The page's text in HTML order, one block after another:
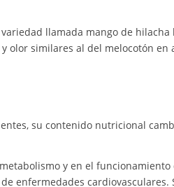
llamada mango de
olor similares al del melocotón en
su contenido nutricional
y en el funcionamiento
enfermedades cardiovasculares.